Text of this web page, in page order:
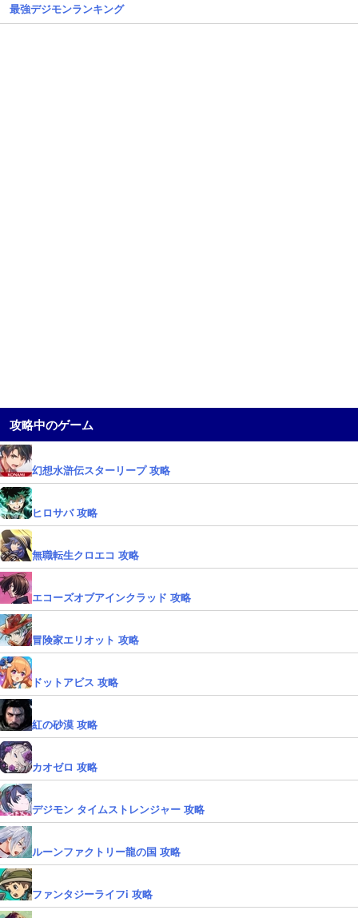
最強デジモンランキング
攻略中のゲーム
幻想水滸伝スターリープ 攻略
ヒロサバ 攻略
無職転生クロエコ 攻略
エコーズオブアインクラッド 攻略
冒険家エリオット 攻略
ドットアビス 攻略
紅の砂漠 攻略
カオゼロ 攻略
デジモン タイムストレンジャー 攻略
ルーンファクトリー龍の国 攻略
ファンタジーライフi 攻略